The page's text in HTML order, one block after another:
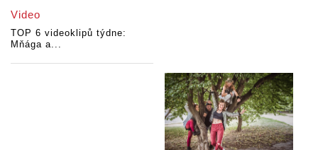
Video
TOP 6 videoklipů týdne:
Mňága a...